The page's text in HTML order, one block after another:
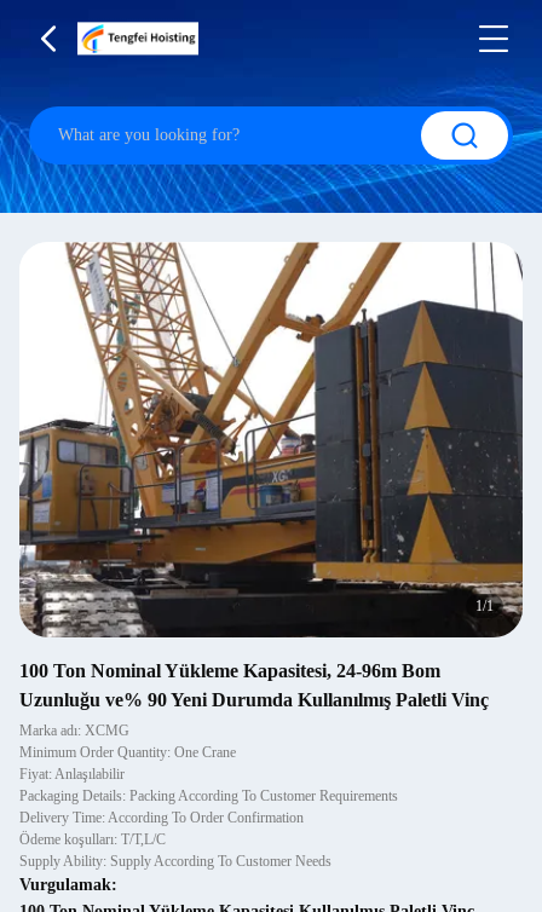
1/1
100 Ton Nominal Yükleme Kapasitesi, 24-96m Bom
Uzunluğu ve% 90 Yeni Durumda Kullanılmış Paletli Vinç
Marka adı: XCMG
Minimum Order Quantity: One Crane
Fiyat: Anlaşılabilir
Packaging Details: Packing According To Customer Requirements
Delivery Time: According To Order Confirmation
Ödeme koşulları: T/T,L/C
Supply Ability: Supply According To Customer Needs
Vurgulamak: